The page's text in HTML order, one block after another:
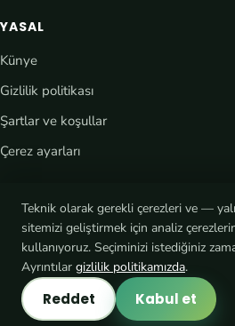
YASAL
Künye
Gizlilik politikası
Şartlar ve koşullar
Çerez ayarları
® eCaupo tescilli bir markadır · © 2026
@ecaupo.official
Teknik olarak gerekli çerezleri ve —
sitemizi geliştirmek için analiz
kullanıyoruz. Seçiminizi istediğiniz
Ayrıntılar gizlilik politikamızda.
Reddet Kabul et